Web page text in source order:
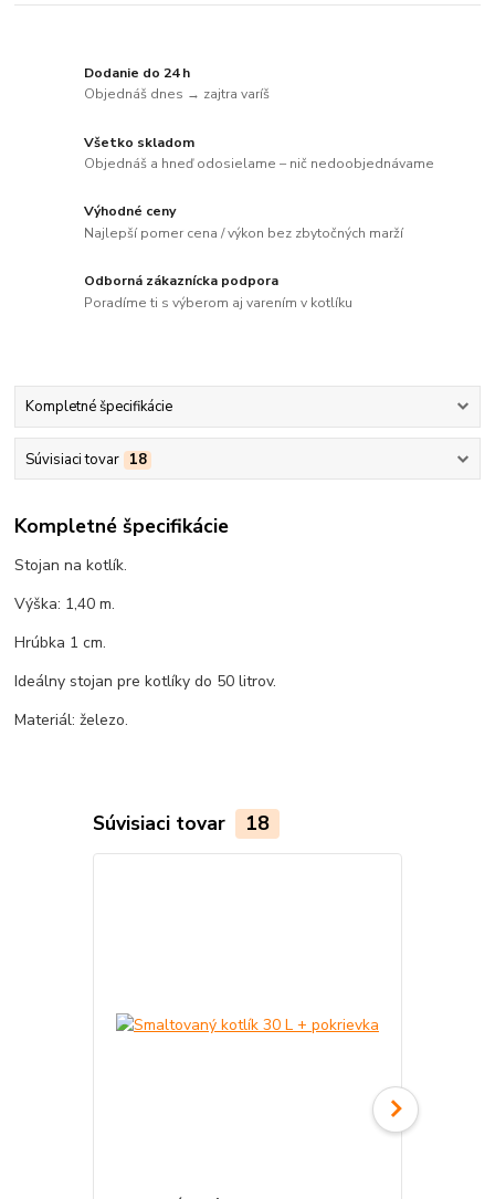
Dodanie do 24 h
Objednáš dnes → zajtra varíš
Všetko skladom
Objednáš a hneď odosielame – nič nedoobjednávame
Výhodné ceny
Najlepší pomer cena / výkon bez zbytočných marží
Odborná zákaznícka podpora
Poradíme ti s výberom aj varením v kotlíku
Kompletné špecifikácie
Súvisiaci tovar 18
Kompletné špecifikácie
Stojan na kotlík.
Výška: 1,40 m.
Hrúbka 1 cm.
Ideálny stojan pre kotlíky do 50 litrov.
Materiál: železo.
Súvisiaci tovar 18